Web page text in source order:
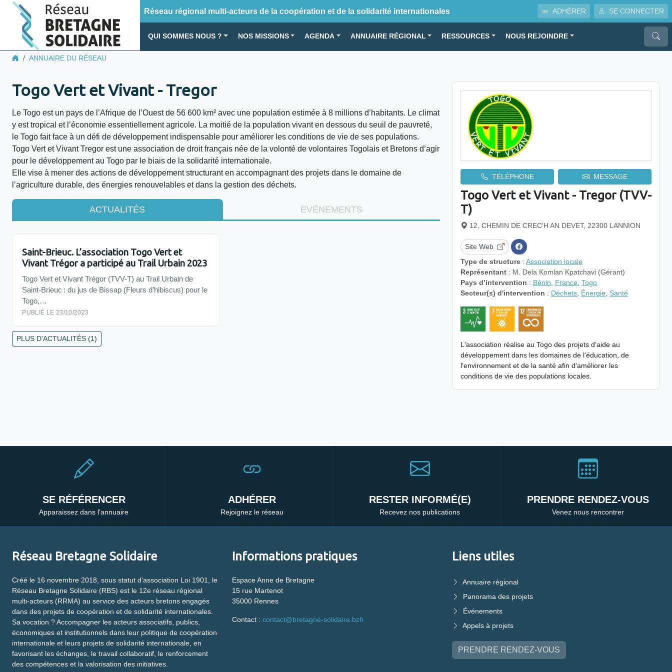
Réseau régional multi-acteurs de la coopération et de la solidarité internationales ADHÉRER SE CONNECTER
QUI SOMMES NOUS ? NOS MISSIONS AGENDA ANNUAIRE RÉGIONAL RESSOURCES NOUS REJOINDRE
ANNUAIRE DU RÉSEAU
Togo Vert et Vivant - Tregor
Le Togo est un pays de l’Afrique de l’Ouest de 56 600 km² avec une population estimée à 8 millions d’habitants. Le climat
y est tropical et l’économie essentiellement agricole. La moitié de la population vivant en dessous du seuil de pauvreté,
le Togo fait face à un défi de développement indispensable pour améliorer les conditions de vie de ses populations.
Togo Vert et Vivant Tregor est une association de droit français née de la volonté de volontaires Togolais et Bretons d’agir
pour le développement au Togo par le biais de la solidarité internationale.
Elle vise à mener des actions de développement structurant en accompagnant des projets dans le domaine de
l’agriculture durable, des énergies renouvelables et dans la gestion des déchets.
ACTUALITÉS EVÉNEMENTS
Saint-Brieuc. L’association Togo Vert et
Vivant Trégor a participé au Trail Urbain 2023
Togo Vert et Vivant Trégor (TVV-T) au Trail Urbain de
Saint-Brieuc : du jus de Bissap (Fleurs d’hibiscus) pour le
Togo,…
PUBLIÉ LE 23/10/2023
PLUS D'ACTUALITÉS (1)
TÉLÉPHONE MESSAGE
Togo Vert et Vivant - Tregor (TVV-
T)
12, CHEMIN DE CREC'H AN DEVET, 22300 LANNION
Site Web
Type de structure : Association locale
Représentant : M. Dela Komlan Kpatchavi (Gérant)
Pays d’intervention : Bénin France Togo
Secteur(s) d'intervention : Déchets Énergie Santé
L'association réalise au Togo des projets d'aide au
développement dans les domaines de l'éducation, de
l'environnement et de la santé afin d'améliorer les
conditions de vie des populations locales.
SE RÉFÉRENCER
Apparaissez dans l'annuaire
ADHÉRER
Rejoignez le réseau
RESTER INFORMÉ(E)
Recevez nos publications
PRENDRE RENDEZ-VOUS
Venez nous rencontrer
Réseau Bretagne Solidaire
Créé le 16 novembre 2018, sous statut d’association Loi 1901, le
Réseau Bretagne Solidaire (RBS) est le 12e réseau régional
multi-acteurs (RRMA) au service des acteurs bretons engagés
dans des projets de coopération et de solidarité internationales.
Sa vocation ? Accompagner les acteurs associatifs, publics,
économiques et institutionnels dans leur politique de coopération
internationale et leurs projets de solidarité internationale, en
favorisant les échanges, le travail collaboratif, le renforcement
des compétences et la valorisation des initiatives.
Informations pratiques
Espace Anne de Bretagne
15 rue Martenot
35000 Rennes
Contact : contact@bretagne-solidaire.bzh
Liens utiles
Annuaire régional
Panorama des projets
Événements
Appels à projets
PRENDRE RENDEZ-VOUS